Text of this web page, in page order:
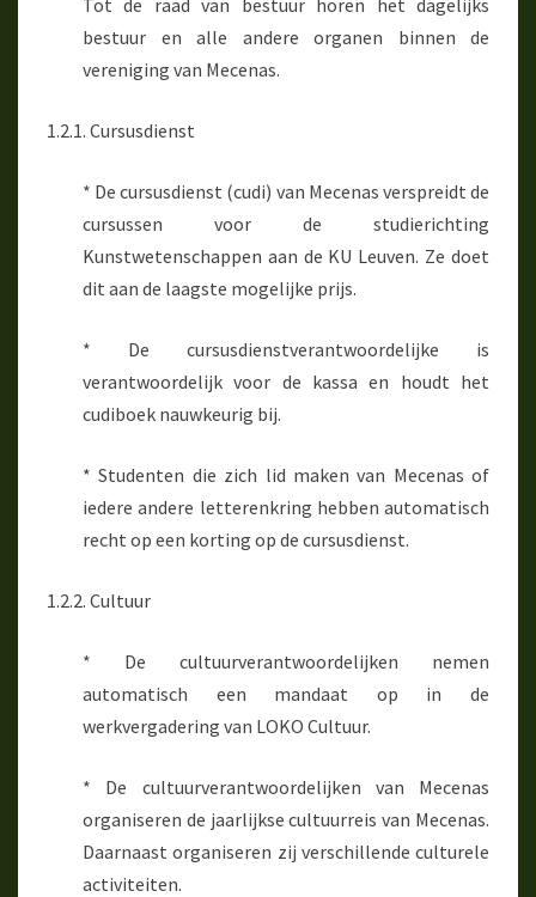
Tot de raad van bestuur horen het dagelijks
bestuur en alle andere organen binnen de
vereniging van Mecenas.
1.2.1. Cursusdienst
* De cursusdienst (cudi) van Mecenas verspreidt de
cursussen voor de studierichting
Kunstwetenschappen aan de KU Leuven. Ze doet
dit aan de laagste mogelijke prijs.
* De cursusdienstverantwoordelijke is
verantwoordelijk voor de kassa en houdt het
cudiboek nauwkeurig bij.
* Studenten die zich lid maken van Mecenas of
iedere andere letterenkring hebben automatisch
recht op een korting op de cursusdienst.
1.2.2. Cultuur
* De cultuurverantwoordelijken nemen
automatisch een mandaat op in de
werkvergadering van LOKO Cultuur.
* De cultuurverantwoordelijken van Mecenas
organiseren de jaarlijkse cultuurreis van Mecenas.
Daarnaast organiseren zij verschillende culturele
activiteiten.